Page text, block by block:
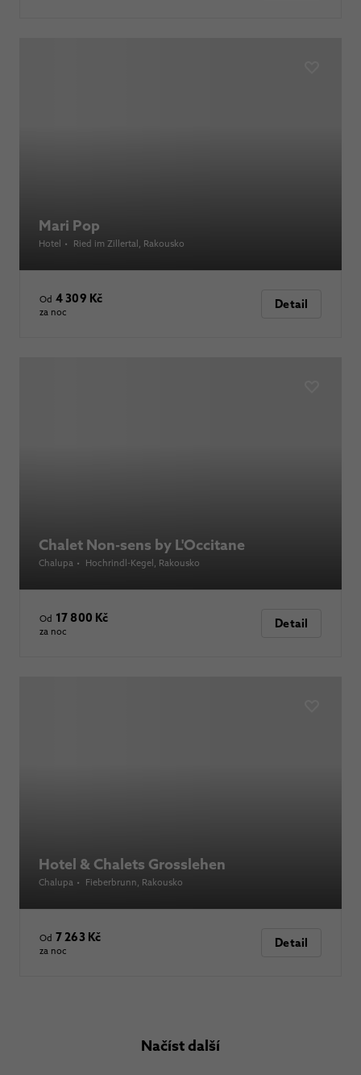
Mari Pop
Hotel • Ried im Zillertal , Rakousko
Od 4 309 Kč
za noc
Detail
Chalet Non-sens by L'Occitane
Chalupa • Hochrindl-Kegel , Rakousko
Od 17 800 Kč
za noc
Detail
Hotel & Chalets Grosslehen
Chalupa • Fieberbrunn, Rakousko
Od 7 263 Kč
za noc
Detail
Načíst další